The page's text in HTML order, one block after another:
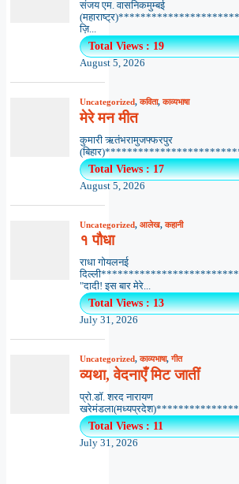
संजय एम. वासनिकमुम्बई
ज़ि...
Total Views : 19
August 5, 2026
Uncategorized,कविता,काव्यभाषा
मेरे मन मीत
कुमारी ऋतंभरामुजफ्फरपुर
Total Views : 17
August 5, 2026
Uncategorized, आलेख,कहानी
१ पौधा
राधा गोयलनई
"दादी! इस बार मेरे...
Total Views : 13
July 31, 2026
Uncategorized,काव्यभाषा,गीत
व्यथा, वेदनाएँ मिट जातीं
प्रो.डॉ. शरद नारायण
Total Views : 11
July 31, 2026